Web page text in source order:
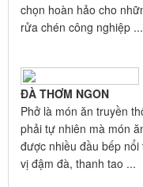
chọn hoàn hảo cho
rửa chén công nghiệp ...
ĐÀ THƠM NGON
Phở là món ăn truyền
phải tự nhiên mà món
được nhiều đầu bếp
vị đậm đà, thanh tao ...